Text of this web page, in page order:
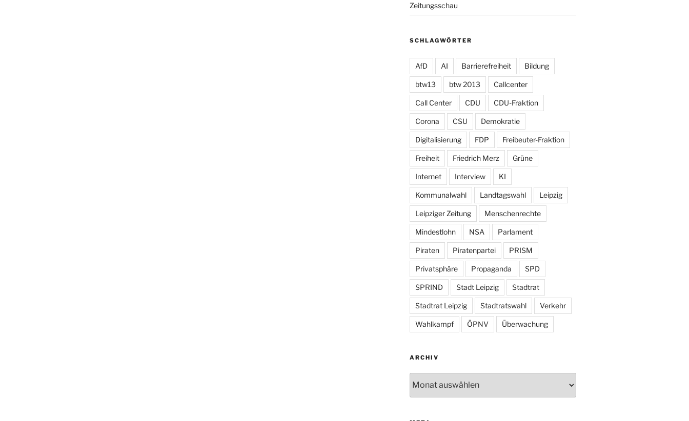
Zeitungsschau
SCHLAGWÖRTER
AfD AI Barrierefreiheit Bildung
btw13 btw 2013 Callcenter
Call Center CDU CDU-Fraktion
Corona CSU Demokratie
Digitalisierung FDP Freibeuter-Fraktion
Freiheit Friedrich Merz Grüne
Internet Interview KI
Kommunalwahl Landtagswahl Leipzig
Leipziger Zeitung Menschenrechte
Mindestlohn NSA Parlament
Piraten Piratenpartei PRISM
Privatsphäre Propaganda SPD
SPRIND Stadt Leipzig Stadtrat
Stadtrat Leipzig Stadtratswahl Verkehr
Wahlkampf ÖPNV Überwachung
ARCHIV